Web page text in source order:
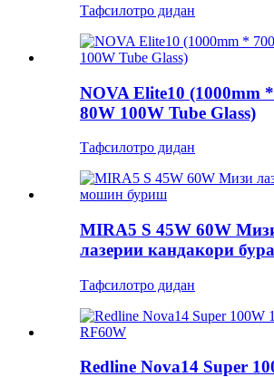
Тафсилотро дидан
NOVA Elite10 (1000mm
80W 100W Tube Glass)
Тафсилотро дидан
MIRA5 S 45W 60W
лазерии кандакори
Тафсилотро дидан
Redline Nova14 Super